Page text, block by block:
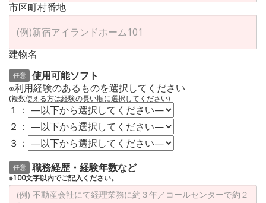
市区町村番地
建物名
任意
使用可能ソフト
※利用経験のあるものを選択してください
(複数使える方は経験の長い順に選択してください)
１：
２：
３：
任意 職務経歴・経験年数など
※100文字以内でご記入ください。